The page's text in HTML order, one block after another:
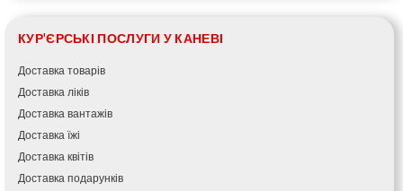
КУР'ЄРСЬКІ ПОСЛУГИ У КАНЕВІ
Доставка товарів
Доставка ліків
Доставка вантажів
Доставка їжі
Доставка квітів
Доставка подарунків
Херсон
Хмельницький
Хмільник
Ірпінь
Івано-Франківськ
Ізмаїл
Кагарлик
Калуш